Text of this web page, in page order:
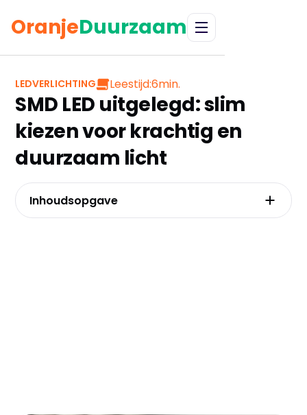
OranjeDuurzaam
LEDVERLICHTING Leestijd:6min.
SMD LED uitgelegd: slim
kiezen voor krachtig en
duurzaam licht
Inhoudsopgave